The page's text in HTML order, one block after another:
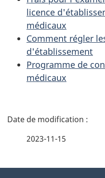
licence
médicaux
Comment régler
d'établissement
Programme de
médicaux
D
2023-11-15